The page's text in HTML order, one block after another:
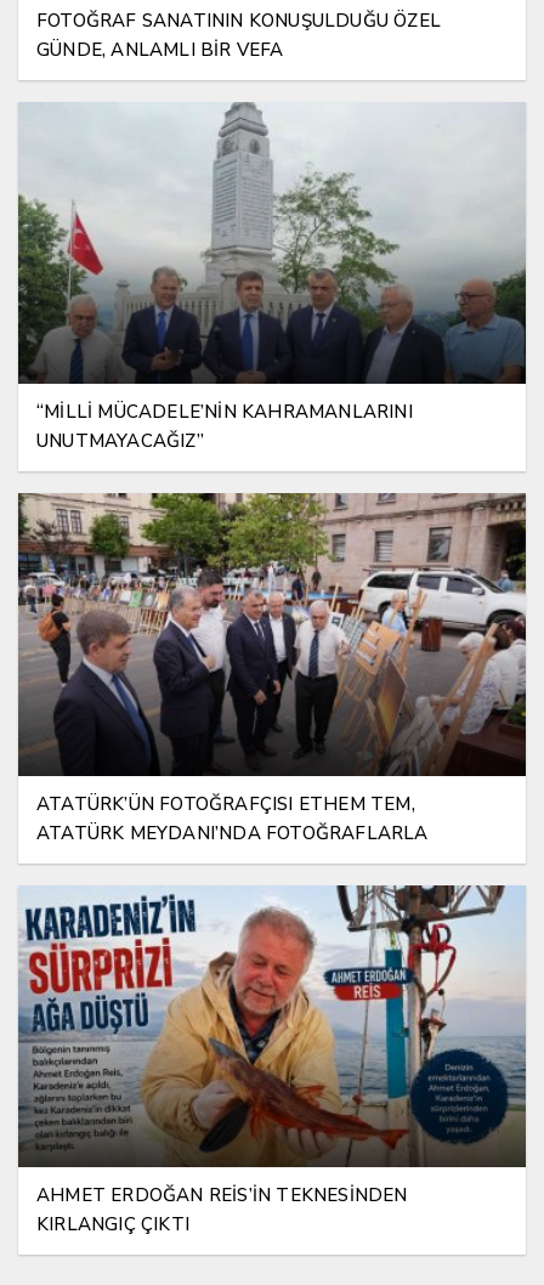
FOTOĞRAF SANATININ KONUŞULDUĞU ÖZEL
GÜNDE, ANLAMLI BİR VEFA
“MİLLİ MÜCADELE’NİN KAHRAMANLARINI
UNUTMAYACAĞIZ”
ATATÜRK’ÜN FOTOĞRAFÇISI ETHEM TEM,
ATATÜRK MEYDANI’NDA FOTOĞRAFLARLA
YAŞATILIYOR
AHMET ERDOĞAN REİS’İN TEKNESİNDEN
KIRLANGIÇ ÇIKTI